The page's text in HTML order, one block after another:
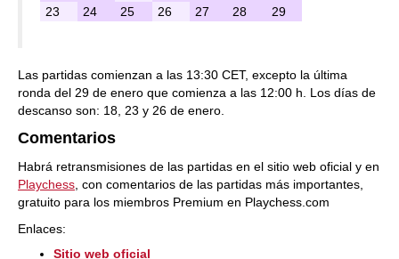
23
24 25 26 27 28 29
Las partidas comienzan a las 13:30 CET, excepto la última
ronda del 29 de enero que comienza a las 12:00 h. Los días de
descanso son: 18, 23 y 26 de enero.
Comentarios
Habrá retransmisiones de las partidas en el sitio web oficial y en
Playchess , con comentarios de las partidas más importantes,
gratuito para los miembros Premium en Playchess.com
Enlaces:
Sitio web oficial